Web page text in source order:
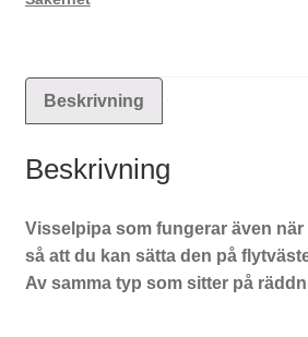
Beskrivning
Beskrivning
Visselpipa som fungerar även
så att du kan sätta den på
Av samma typ som sitter på